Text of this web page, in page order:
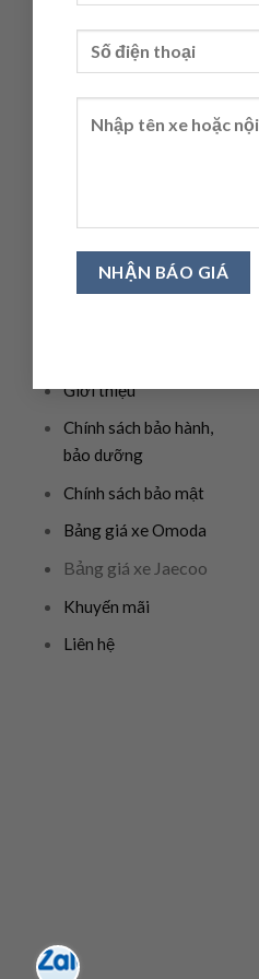
Website:omodajaecoo-
vinh.vn
Facebook:
vinh.vn
T7, Chủ nhật nghỉ )
Giới thiệu
Chính sách bảo hành,
bảo dưỡng
Chính sách bảo mật
Bảng giá xe Omoda
Bảng giá xe Jaecoo
Khuyến mãi
Liên hệ